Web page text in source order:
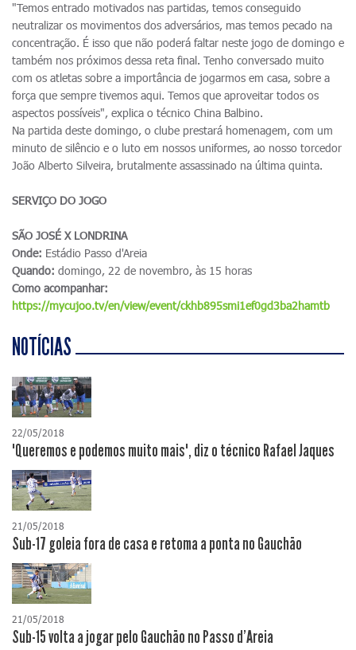
"Temos entrado motivados nas partidas, temos conseguido
neutralizar os movimentos dos adversários, mas temos pecado na
concentração. É isso que não poderá faltar neste jogo de domingo e
também nos próximos dessa reta final. Tenho conversado muito
com os atletas sobre a importância de jogarmos em casa, sobre a
força que sempre tivemos aqui. Temos que aproveitar todos os
aspectos possíveis", explica o técnico China Balbino.
Na partida deste domingo, o clube prestará homenagem, com um
minuto de silêncio e o luto em nossos uniformes, ao nosso torcedor
João Alberto Silveira, brutalmente assassinado na última quinta.
SERVIÇO DO JOGO
SÃO JOSÉ X LONDRINA
Onde: Estádio Passo d'Areia
Quando: domingo, 22 de novembro, às 15 horas
Como acompanhar:
https://mycujoo.tv/en/view/event/ckhb895smi1ef0gd3ba2hamtb
NOTÍCIAS
22/05/2018
"Queremos e podemos muito mais", diz o técnico Rafael Jaques
21/05/2018
Sub-17 goleia fora de casa e retoma a ponta no Gauchão
21/05/2018
Sub-15 volta a jogar pelo Gauchão no Passo d'Areia